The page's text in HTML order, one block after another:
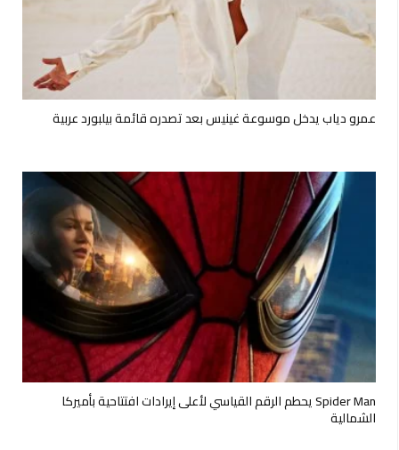
عمرو دياب يدخل موسوعة غينيس بعد تصدره قائمة بيلبورد عربية
Spider Man يحطم الرقم القياسي لأعلى إيرادات افتتاحية بأميركا
الشمالية